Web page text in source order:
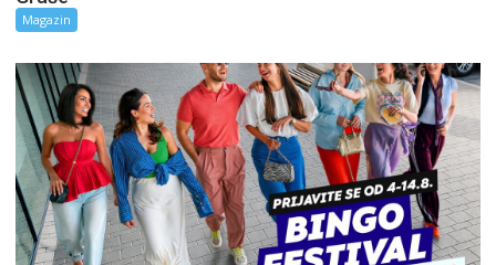
Magazin